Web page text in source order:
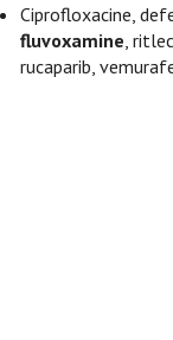
Ciprofloxacine,
fluvoxamine,
rucaparib,